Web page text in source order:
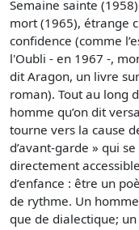
Semaine sainte
mort (1965), étrange
confidence (comme
l'Oubli - en 1967 -,
dit Aragon, un livre
roman). Tout au long
homme qu’on dit
tourne vers la cause
d’avant-garde » qui
directement
d’enfance : être un
de rythme. Un
que de dialectique; un